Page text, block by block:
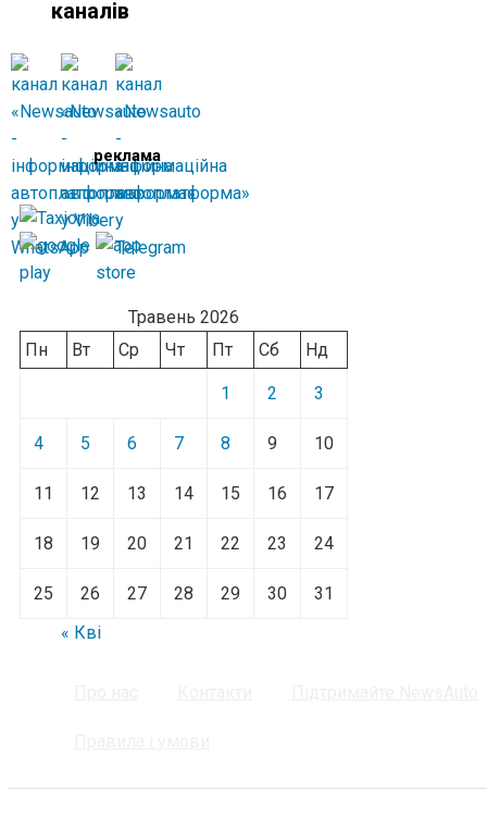
каналів
реклама
Травень 2026
Пн
Вт Ср Чт Пт Сб Нд
1 2 3
4 5 6 7 8 9 10
11 12 13 14 15 16 17
18 19 20 21 22 23 24
25 26 27 28 29 30
31
« Кві